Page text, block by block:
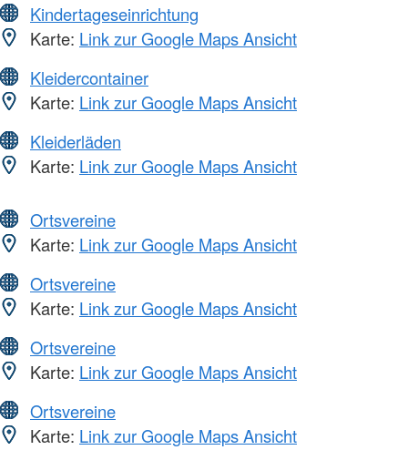
Kindertageseinrichtung
Karte: Link zur Google Maps Ansicht
Kleidercontainer
Karte: Link zur Google Maps Ansicht
Kleiderläden
Karte: Link zur Google Maps Ansicht
Ortsvereine
Karte: Link zur Google Maps Ansicht
Ortsvereine
Karte: Link zur Google Maps Ansicht
Ortsvereine
Karte: Link zur Google Maps Ansicht
Ortsvereine
Karte: Link zur Google Maps Ansicht